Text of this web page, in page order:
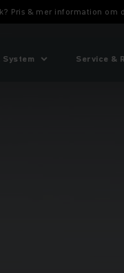
Pris & mer information
Service &